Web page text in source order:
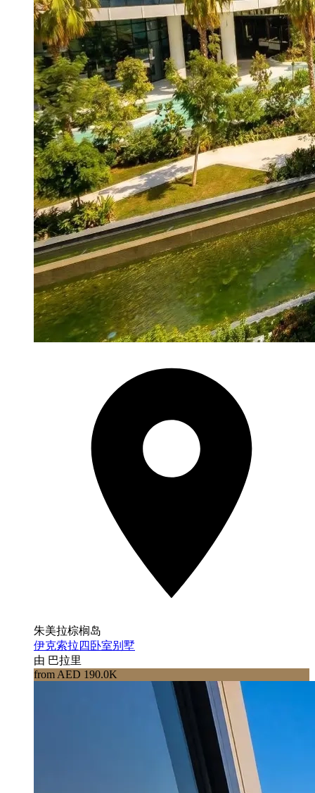
朱美拉棕榈岛
伊克索拉四卧室别墅
由 巴拉里
from AED 190.0K